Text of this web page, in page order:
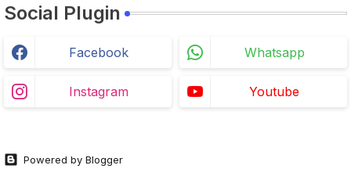
Social Plugin
Facebook Whatsapp
Instagram Youtube
Powered by Blogger